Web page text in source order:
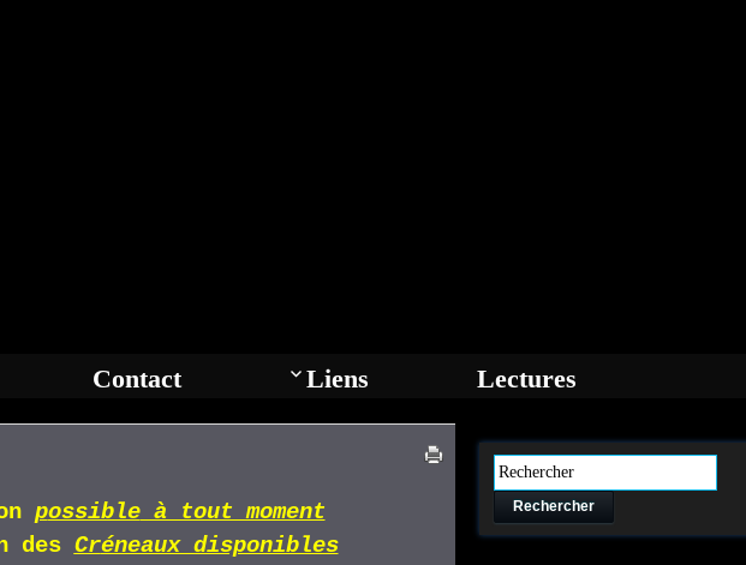
Contact Liens Lectures
possibleà tout moment
des Créneaux disponibles
Rechercher